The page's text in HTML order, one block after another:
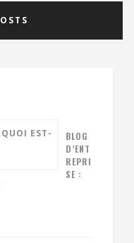
BLOG
D’ENT
REPRI
SE :